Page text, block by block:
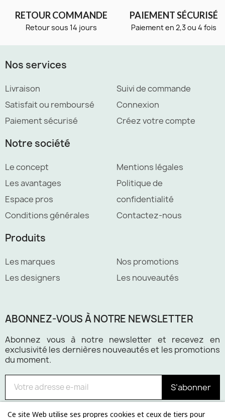
RETOUR COMMANDE
Retour sous 14 jours
PAIEMENT SÉCURISÉ
Paiement en 2,3 ou 4 fois
Nos services
Livraison
Satisfait ou remboursé
Paiement sécurisé
Suivi de commande
Connexion
Créez votre compte
Notre société
Le concept
Les avantages
Espace pros
Conditions générales
Mentions légales
Politique de
confidentialité
Contactez-nous
Produits
Les marques
Les designers
Nos promotions
Les nouveautés
ABONNEZ-VOUS À NOTRE NEWSLETTER
Abonnez vous à notre newsletter et recevez en
exclusivité les dernières nouveautés et les promotions
du moment.
S’abonner
Ce site Web utilise ses propres cookies et ceux de tiers pour